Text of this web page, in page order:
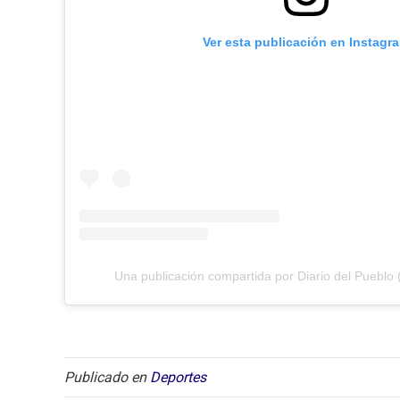
Ver esta publicación en
Una publicación compartida por Diario del Pueblo
Publicado en Deportes